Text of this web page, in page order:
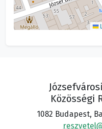
Közösségi
1082 Budapest,